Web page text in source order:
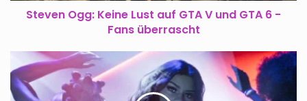
Steven Ogg: Keine Lust auf GTA V und GTA 6 -
Fans überrascht
Online
-
Spieler